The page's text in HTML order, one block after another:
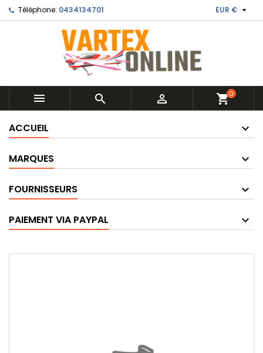
Téléphone: 0434134701 EUR € 
   shopping_cart0
ACCUEIL
MARQUES
FOURNISSEURS
PAIEMENT VIA PAYPAL